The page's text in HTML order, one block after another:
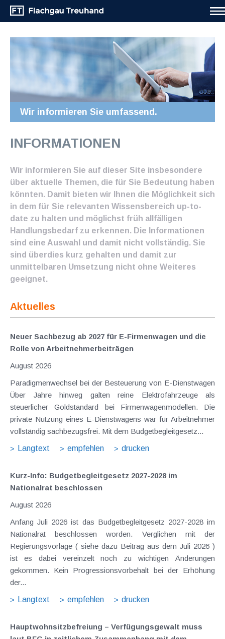
Wir informieren Sie umfassend.
INFORMATIONEN
Wir informieren Sie auf dieser Site insbesondere
über aktuelle Themen, die für Sie Bedeutung haben
könnten. Damit bieten wir Ihnen die Möglichkeit sich
in dem für Sie relevanten Wissensbereich up-to-
date zu halten und möglichst früh allfälligen
Handlungsbedarf zu erkennen. Die Informationen
sind eine Auswahl und damit nicht vollständig. Sie
sind überdies kurz gehalten und damit zur
unmittelbaren Umsetzung nicht ohne Weiteres
geeignet.
Aktuelles
Neuer Sachbezug ab 2027 für E-Firmenwagen und die
Rolle von Arbeitnehmer​­beiträgen
August 2026
Paradigmenwechsel bei der Besteuerung von E-Dienstwagen
Über Jahre hinweg galten reine Elektrofahrzeuge als
steuerlicher Goldstandard bei Firmenwagenmodellen. Die
private Nutzung eines E-Dienstwagens war für Arbeitnehmer
vollständig sachbezugsfrei. Mit dem Budgetbegleitgesetz...
Langtext
empfehlen drucken
Kurz-Info: Budgetbegleitgesetz 2027-2028 im
Nationalrat beschlossen
August 2026
Anfang Juli 2026 ist das Budgetbegleitgesetz 2027-2028 im
Nationalrat beschlossen worden. Verglichen mit der
Regierungsvorlage ( siehe dazu Beitrag aus dem Juli 2026 )
ist es dabei vereinzelt noch zu wichtigen Änderungen
gekommen. Kein Progressionsvorbehalt bei der Erhöhung
der...
Langtext
empfehlen drucken
Hauptwohnsitz​­befreiung – Verfügungsgewalt muss